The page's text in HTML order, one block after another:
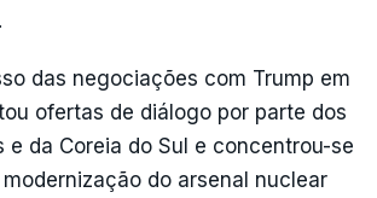
das negociações com Trump em
ofertas de diálogo por parte dos
e da Coreia do Sul e concentrou-se
do arsenal nuclear